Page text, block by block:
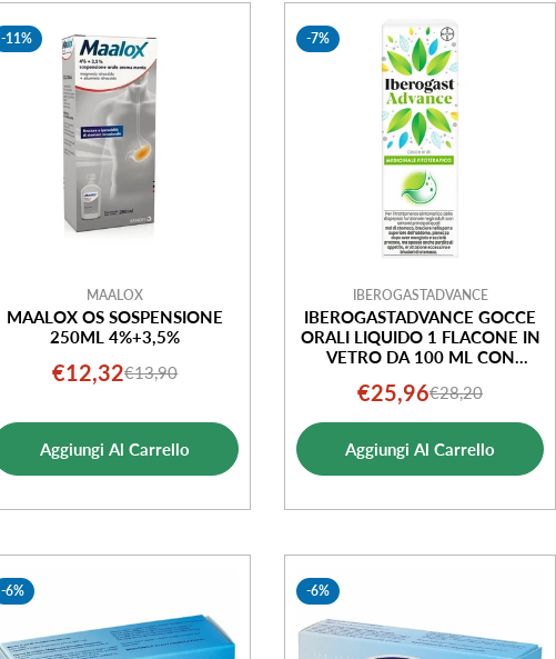
-11%
MAALOX
MAALOX OS SOSPENSIONE
250ML 4%+3,5%
Prezzo
vendita
€12,32Prezzo
€13,90
Aggiungi Al Carrello
-7%
IBEROGASTADVANCE
IBEROGASTADVANCE GOCCE
ORALI LIQUIDO 1 FLACONE IN
VETRO DA 100 ML CON
Prezzo
di
vendita
€25,96Prezzo
normale
€28,20
Aggiungi Al Carrello
-6% -6%